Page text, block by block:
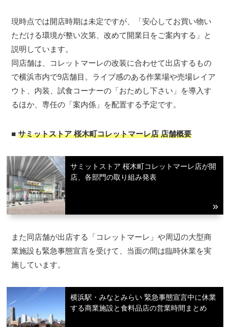
現時点では開店時期は未定ですが、「安心してお買い物い
ただける環境が整い次第、改めて開業日をご案内する」と
説明しています。
同店舗は、コレットマーレの改装に合わせて出店するもの
で横浜市内で9店舗目。ライブ感のある作業場や売場レイア
ウト、内装、試食コーナーの「おためし下さい」を導入す
るほか、専任の「案内係」を配置する予定です。
■サミットストア 桜木町コレットマーレ店 店舗概要
サミットストア 桜木町コレットマーレ店が開
店、各部門の取り組み発表
また同店舗が出店する「コレットマーレ」や周辺の大型商
業施設も緊急事態宣言を受けて、当面の間は臨時休業を実
施しています。
横浜駅・みなとみらい 緊急事態宣言中に休業
する商業施設と食料品店の営業時間まとめ